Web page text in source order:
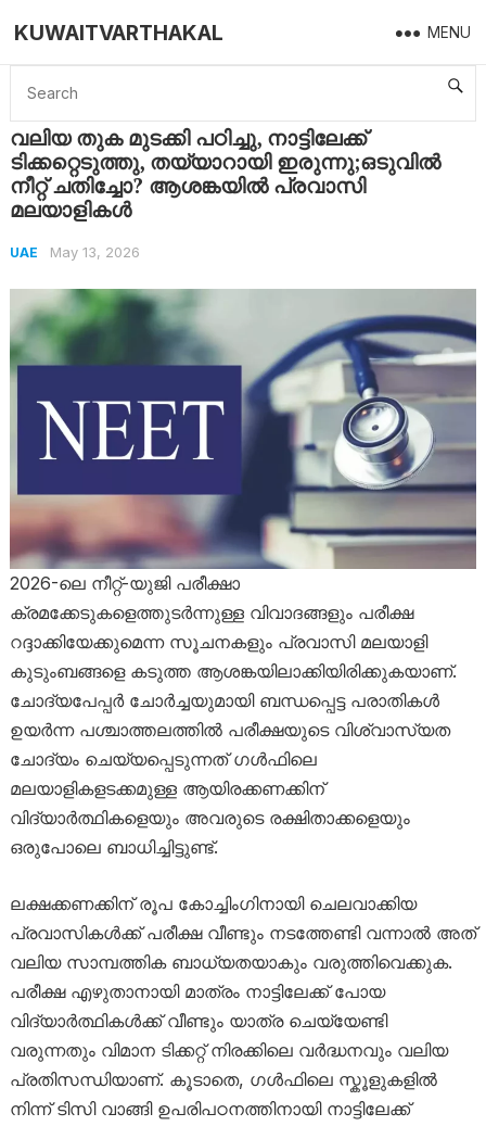
KUWAITVARTHAKAL MENU
Home UAE വലിയ തുക മുടക്കി പഠിച്ചു, നാട്ടിലേക്ക് ടിക്കറ്റെടുത്തു, തയ്യാറായി ഇരുന്നു;ഒടുവിൽ നീറ്റ് ചതിച്ചോ? ആശങ്കയിൽ പ്രവാസി മലയാളികൾ
വലിയ തുക മുടക്കി പഠിച്ചു, നാട്ടിലേക്ക്
ടിക്കറ്റെടുത്തു, തയ്യാറായി ഇരുന്നു;ഒടുവിൽ
നീറ്റ് ചതിച്ചോ? ആശങ്കയിൽ പ്രവാസി
മലയാളികൾ
UAE May 13, 2026
2026-ലെ നീറ്റ്-യുജി പരീക്ഷാ
ക്രമക്കേടുകളെത്തുടർന്നുള്ള വിവാദങ്ങളും പരീക്ഷ
റദ്ദാക്കിയേക്കുമെന്ന സൂചനകളും പ്രവാസി മലയാളി
കുടുംബങ്ങളെ കടുത്ത ആശങ്കയിലാക്കിയിരിക്കുകയാണ്.
ചോദ്യപേപ്പർ ചോർച്ചയുമായി ബന്ധപ്പെട്ട പരാതികൾ
ഉയർന്ന പശ്ചാത്തലത്തിൽ പരീക്ഷയുടെ വിശ്വാസ്യത
ചോദ്യം ചെയ്യപ്പെടുന്നത് ഗൾഫിലെ
മലയാളികളടക്കമുള്ള ആയിരക്കണക്കിന്
വിദ്യാർത്ഥികളെയും അവരുടെ രക്ഷിതാക്കളെയും
ഒരുപോലെ ബാധിച്ചിട്ടുണ്ട്.
ലക്ഷക്കണക്കിന് രൂപ കോച്ചിംഗിനായി ചെലവാക്കിയ
പ്രവാസികൾക്ക് പരീക്ഷ വീണ്ടും നടത്തേണ്ടി വന്നാൽ അത്
വലിയ സാമ്പത്തിക ബാധ്യതയാകും വരുത്തിവെക്കുക.
പരീക്ഷ എഴുതാനായി മാത്രം നാട്ടിലേക്ക് പോയ
വിദ്യാർത്ഥികൾക്ക് വീണ്ടും യാത്ര ചെയ്യേണ്ടി
വരുന്നതും വിമാന ടിക്കറ്റ് നിരക്കിലെ വർദ്ധനവും വലിയ
പ്രതിസന്ധിയാണ്. കൂടാതെ, ഗൾഫിലെ സ്കൂളുകളിൽ
നിന്ന് ടിസി വാങ്ങി ഉപരിപഠനത്തിനായി നാട്ടിലേക്ക്